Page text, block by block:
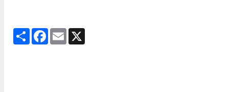
Share Facebook
Email